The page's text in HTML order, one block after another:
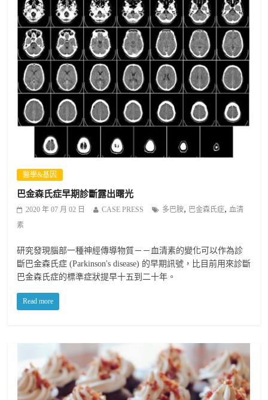
醫學&基因
巴金森氏症早期診斷露出曙光
2020 年 07 月 02 日 CASE PRESS 多巴胺, 巴金森氏症, 血清
素
研究發現腦部一種神經傳導物質－－血清素的變化可以作為診
斷巴金森氏症 (Parkinson's disease) 的早期訊號，比目前用來診斷
巴金森氏症的標準症狀提早十五到二十年。
Read more